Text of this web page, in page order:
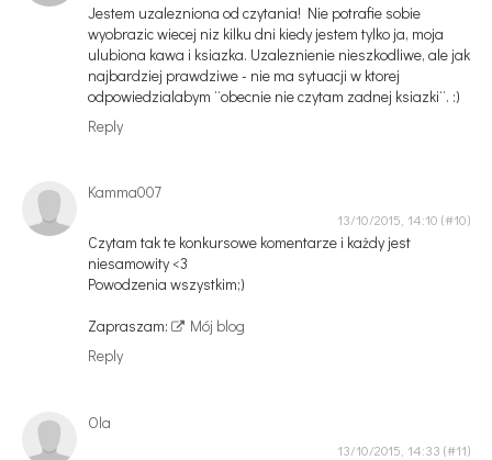
Jestem uzalezniona od czytania! Nie potrafie sobie
wyobrazic wiecej niz kilku dni kiedy jestem tylko ja, moja
ulubiona kawa i ksiazka. Uzaleznienie nieszkodliwe, ale jak
najbardziej prawdziwe - nie ma sytuacji w ktorej
odpowiedzialabym ¨obecnie nie czytam zadnej ksiazki¨. :)
Reply
Kamma007
13/10/2015, 14:10
Czytam tak te konkursowe komentarze i każdy jest
niesamowity <3
Powodzenia wszystkim;)
Zapraszam:
Mój blog
Reply
Ola
13/10/2015, 14:33